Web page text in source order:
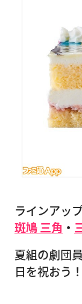
ラインアッ
斑鳩 三角 ・
夏組の劇団
日を祝おう！